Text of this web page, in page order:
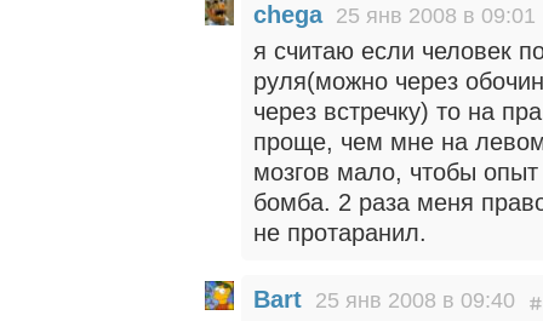
chega 25 янв 2008 в 09:01
я считаю если человек
руля(можно через
через встречку) то на
проще, чем мне на
мозгов мало, чтобы
бомба. 2 раза меня
не протаранил.
Bart 25 янв 2008 в 09:40